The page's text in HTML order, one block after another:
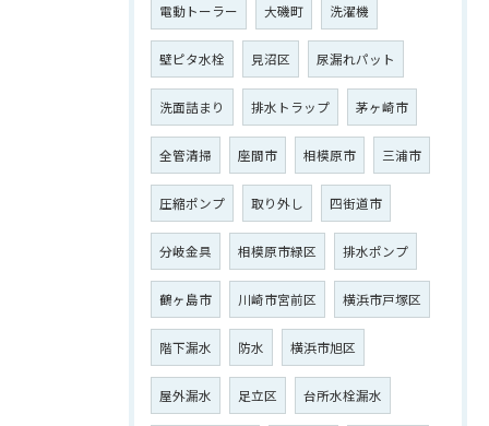
電動トーラー 大磯町 洗濯機
壁ピタ水栓 見沼区 尿漏れパット
洗面詰まり 排水トラップ 茅ヶ崎市
全管清掃 座間市 相模原市 三浦市
圧縮ポンプ 取り外し 四街道市
分岐金具 相模原市緑区 排水ポンプ
鶴ヶ島市 川崎市宮前区 横浜市戸塚区
階下漏水 防水 横浜市旭区
屋外漏水 足立区 台所水栓漏水